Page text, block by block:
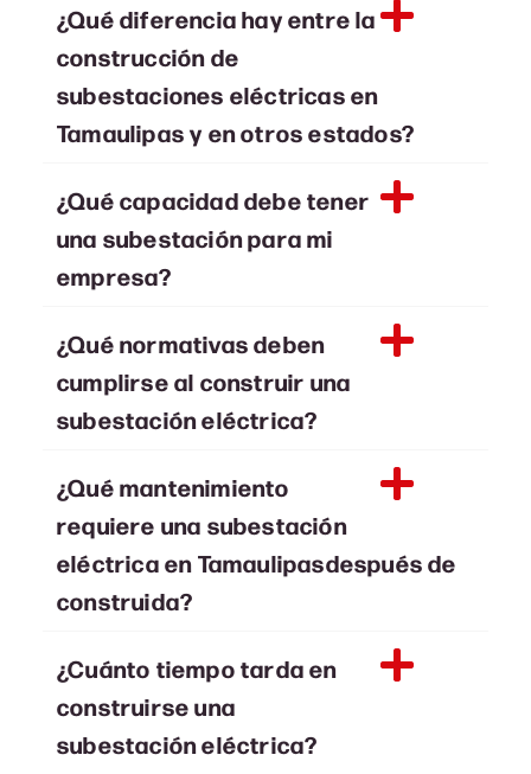
¿Qué diferencia hay entre la
construcción de
subestaciones eléctricas en
Tamaulipas y en otros estados?
¿Qué capacidad debe tener
una subestación para mi
empresa?
¿Qué normativas deben
cumplirse al construir una
subestación eléctrica?
¿Qué mantenimiento
requiere una subestación
eléctrica en Tamaulipasdespués de
construida?
¿Cuánto tiempo tarda en
construirse una
subestación eléctrica?